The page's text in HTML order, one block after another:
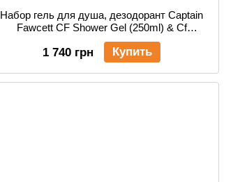
Набор гель для душа, дезодорант Captain
Fawcett CF Shower Gel (250ml) & Cf
Deodorant Stick
1 740 грн Купить